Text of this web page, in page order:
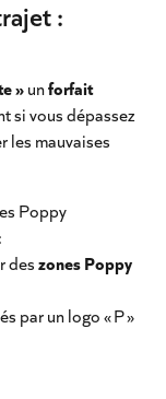
:
» un forfait
si vous dépassez
les mauvaises
Poppy
des zones Poppy
par un logo « P »